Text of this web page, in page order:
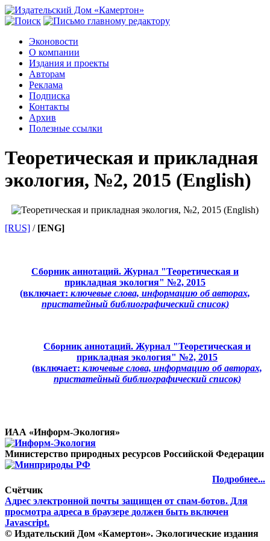
Эконовости
О компании
Издания и проекты
Авторам
Реклама
Подписка
Контакты
Архив
Полезные ссылки
Теоретическая и прикладная
экология, №2, 2015 (English)
[RUS] / [ENG]
Сборник аннотаций. Журнал "Теоретическая и
прикладная экология" №2, 2015
(включает: ключевые слова, информацию об авторах,
пристатейный библиографический список)
Сборник аннотаций. Журнал "Теоретическая и
прикладная экология" №2, 2015
(включает: ключевые слова, информацию об авторах,
пристатейный библиографический список)
ИАА «Информ-Экология»
Министерство природных ресурсов Российской Федерации
Подробнее...
Счётчик
Адрес электронной почты защищен от спам-ботов. Для
просмотра адреса в браузере должен быть включен
Javascript.
© Издательский Дом «Камертон». Экологические издания